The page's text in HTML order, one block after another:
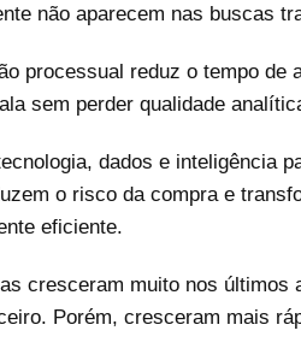
não aparecem nas buscas
processual reduz o tempo
sem perder qualidade
dados e inteligência
o risco da compra e
eficiente.
cresceram muito nos últimos
Porém, cresceram mais